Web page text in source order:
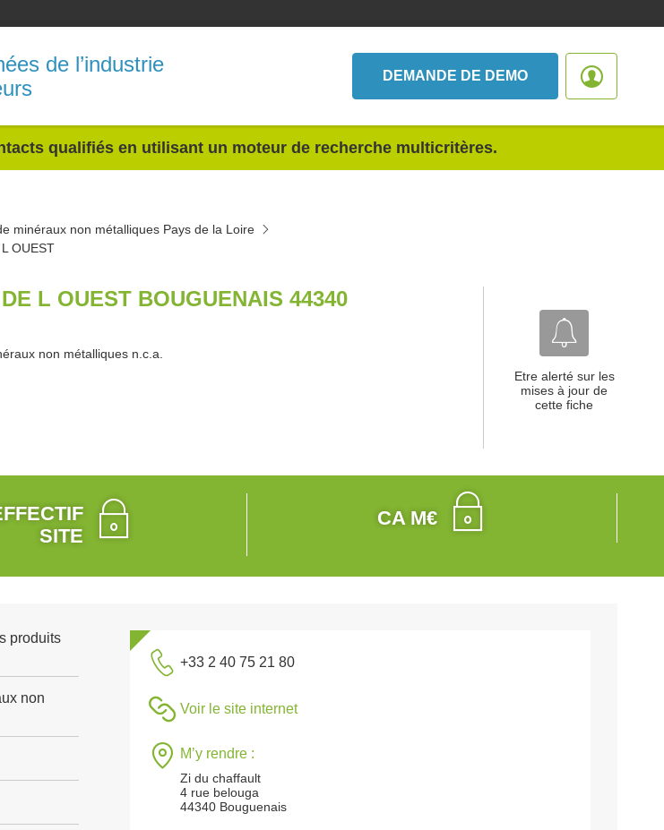
de l’industrie
DEMANDE DE DEMO
qualifiés en utilisant un moteur de recherche multicritères.
minéraux non métalliques Pays de la Loire
OUEST
L OUEST BOUGUENAIS 44340
non métalliques n.c.a.
Etre alerté sur les
mises à jour de
cette fiche
SITE
CA M€
produits
non
+33 2 40 75 21 80
Voir le site internet
M’y rendre :
Zi du chaffault
4 rue belouga
44340 Bouguenais